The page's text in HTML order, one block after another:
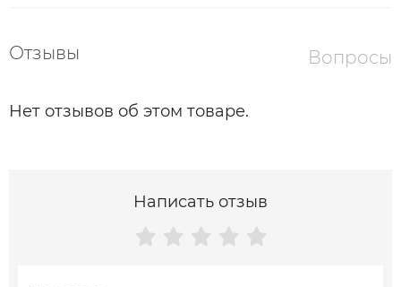
Отзывы Вопросы
Нет отзывов об этом товаре.
Написать отзыв